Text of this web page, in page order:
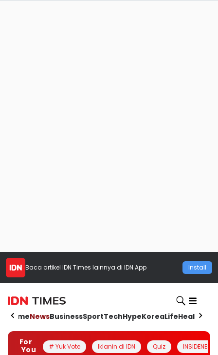
Baca artikel IDN Times lainnya di IDN App Install
HomeNewsBusinessSportTechHypeKoreaLifeHealth
For
You
# Yuk Vote Iklanin di IDN Quiz INSIDENESIA